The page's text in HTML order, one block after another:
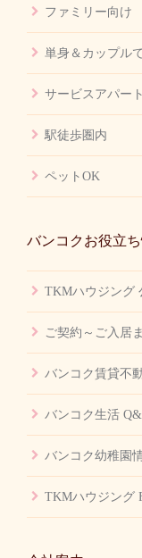
ファミリー向け
単身＆カップル
サービスアパート
駅徒歩圏内
ペットOK
バンコクお役立
TKMハウジング
ご契約～ご入居
バンコク賃貸不
バンコク生活
バンコク幼稚園
TKMハウジング